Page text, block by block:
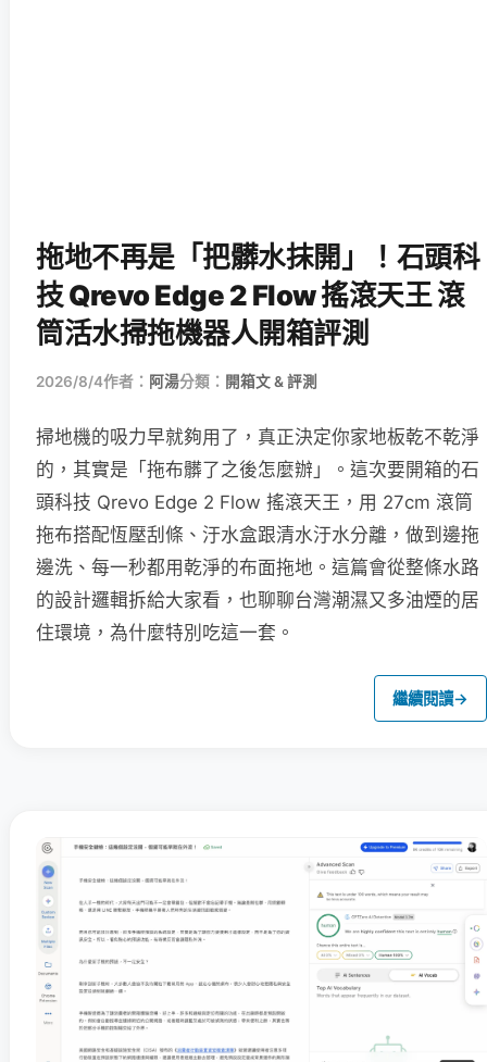
拖地不再是「把髒水抹開」！石頭科
技 Qrevo Edge 2 Flow 搖滾天王 滾
筒活水掃拖機器人開箱評測
2026/8/4作者： 阿湯分類： 開箱文 & 評測
掃地機的吸力早就夠用了，真正決定你家地板乾不乾淨
的，其實是「拖布髒了之後怎麼辦」。這次要開箱的石
頭科技 Qrevo Edge 2 Flow 搖滾天王，用 27cm 滾筒
拖布搭配恆壓刮條、汙水盒跟清水汙水分離，做到邊拖
邊洗、每一秒都用乾淨的布面拖地。這篇會從整條水路
的設計邏輯拆給大家看，也聊聊台灣潮濕又多油煙的居
住環境，為什麼特別吃這一套。
繼續閱讀→